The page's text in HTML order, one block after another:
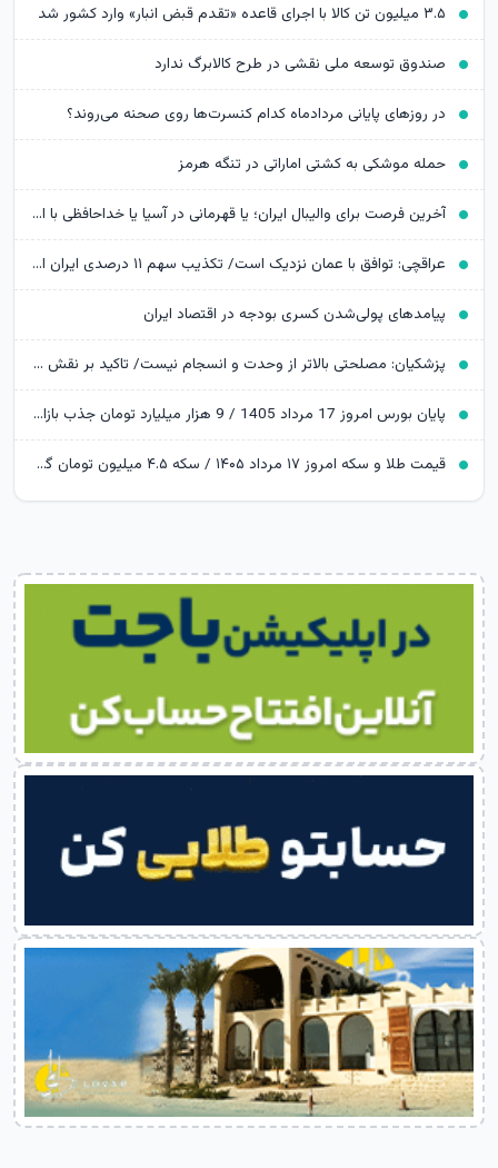
۳.۵ میلیون تن کالا با اجرای قاعده «تقدم قبض انبار» وارد کشور شد
صندوق توسعه ملی نقشی در طرح کالابرگ ندارد
در روزهای پایانی مردادماه کدام کنسرت‌ها روی صحنه می‌روند؟
حمله موشکی به کشتی اماراتی در تنگه هرمز
آخرین فرصت برای والیبال ایران؛ یا قهرمانی در آسیا یا خداحافظی با المپیک
عراقچی: توافق با عمان نزدیک است/ تکذیب سهم ۱۱ درصدی ایران از خزر
پیامدهای پولی‌شدن کسری بودجه در اقتصاد ایران
پزشکیان: مصلحتی بالاتر از وحدت و انسجام نیست/ تاکید بر نقش خبرنگاران در ایجاد فضای همدلی
پایان بورس امروز 17 مرداد 1405 / 9 هزار میلیارد تومان جذب بازار سرمایه شد
قیمت طلا و سکه امروز ۱۷ مرداد ۱۴۰۵ / سکه ۴.۵ میلیون تومان گران شد؛ طلا به ایستگاه 19 میلیونی رسید